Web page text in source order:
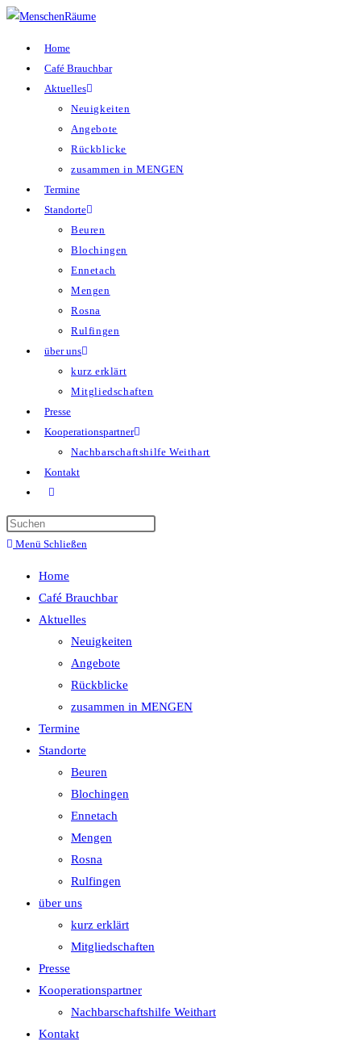
Home
Café Brauchbar
Aktuelles
Neuigkeiten
Angebote
Rückblicke
zusammen in MENGEN
Termine
Standorte
Beuren
Blochingen
Ennetach
Mengen
Rosna
Rulfingen
über uns
kurz erklärt
Mitgliedschaften
Presse
Kooperationspartner
Nachbarschaftshilfe Weithart
Kontakt
Menü Schließen
Home
Café Brauchbar
Aktuelles
Neuigkeiten
Angebote
Rückblicke
zusammen in MENGEN
Termine
Standorte
Beuren
Blochingen
Ennetach
Mengen
Rosna
Rulfingen
über uns
kurz erklärt
Mitgliedschaften
Presse
Kooperationspartner
Nachbarschaftshilfe Weithart
Kontakt